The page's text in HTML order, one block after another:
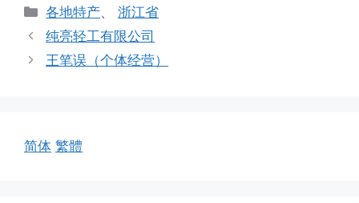
分
类
各地特产、浙江省
纯亮轻工有限公司
王笔误（个体经营）
简体 繁體